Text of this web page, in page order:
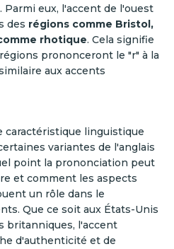
eux, l'accent de l'ouest
des régions comme Bristol,
rhotique. Cela signifie
prononceront le "r" à la
aux accents
caractéristique linguistique
variantes de l'anglais
point la prononciation peut
et comment les aspects
un rôle dans le
Que ce soit aux États-Unis
britanniques, l'accent
d'authenticité et de